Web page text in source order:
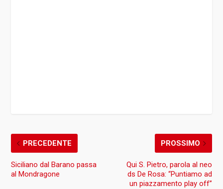
PRECEDENTE
Siciliano dal Barano passa
al Mondragone
PROSSIMO
Qui S. Pietro, parola al neo
ds De Rosa: “Puntiamo ad
un piazzamento play off”